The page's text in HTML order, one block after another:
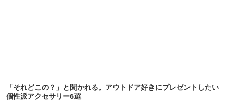
「それどこの？」と聞かれる。アウトドア好きにプレゼントしたい
個性派アクセサリー6選